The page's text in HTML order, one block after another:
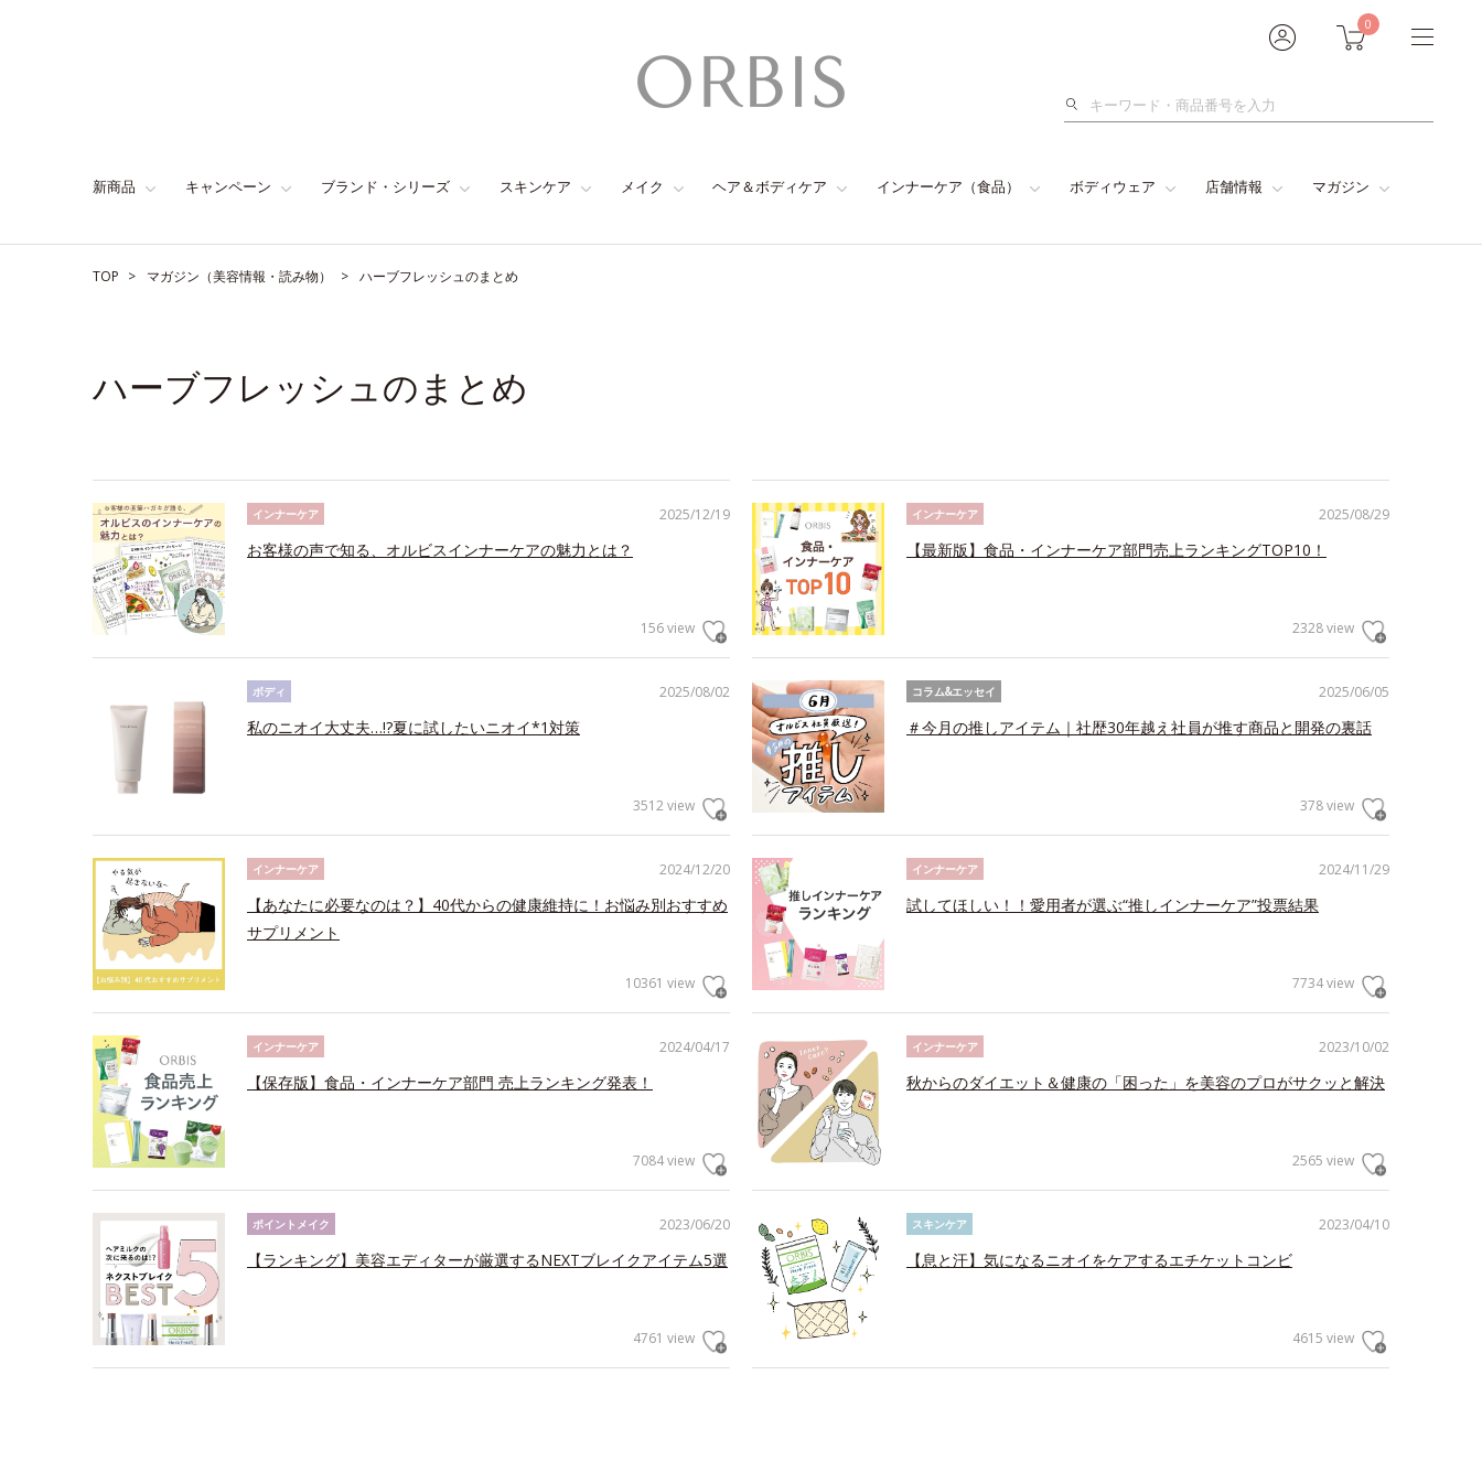
0
検
新商品 キャンペーン ブランド・シリーズ スキンケア メイク ヘア＆ボディケア インナーケア（食品） ボディウェア 店舗情報 マガジン
TOP マガジン（美容情報・読み物） ハーブフレッシュのまとめ
ハーブフレッシュのまとめ
2025/12/19
インナーケア
お客様の声で知る、オルビスインナーケアの魅力とは？
156 view
2025/08/29
インナーケア
【最新版】食品・インナーケア部門売上ランキングTOP10！
2328 view
2025/08/02
ボディ
私のニオイ大丈夫…!?夏に試したいニオイ*1対策
3512 view
2025/06/05
コラム&エッセイ
＃今月の推しアイテム｜社歴30年越え社員が推す商品と開発の裏話
378 view
2024/12/20
インナーケア
【あなたに必要なのは？】40代からの健康維持に！お悩み別おすすめ
サプリメント
10361 view
2024/11/29
インナーケア
試してほしい！！愛用者が選ぶ“推しインナーケア”投票結果
7734 view
2024/04/17
インナーケア
【保存版】食品・インナーケア部門 売上ランキング発表！
7084 view
2023/10/02
インナーケア
秋からのダイエット＆健康の「困った」を美容のプロがサクッと解決
2565 view
2023/06/20
ポイントメイク
【ランキング】美容エディターが厳選するNEXTブレイクアイテム5選
4761 view
2023/04/10
スキンケア
【息と汗】気になるニオイをケアするエチケットコンビ
4615 view